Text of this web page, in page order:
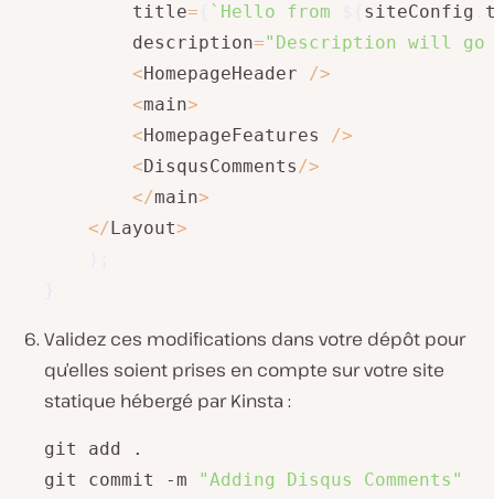
        title
= ` Hello from siteConfig
        description
="Description will go
<HomepageHeader />
<main>
<HomepageFeatures />
<DisqusComments/>
</main>
</Layout>
Validez ces modifications dans votre dépôt pour
qu’elles soient prises en compte sur votre site
statique hébergé par Kinsta :
git add .
git commit -m
"Adding Disqus Comments"